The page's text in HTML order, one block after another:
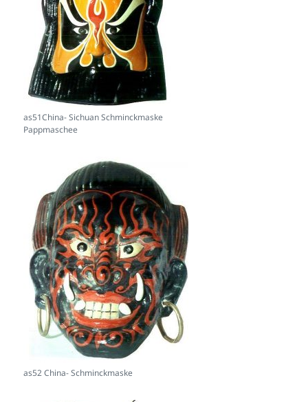
as51China- Sichuan Schminckmaske
Pappmaschee
as52 China- Schminckmaske